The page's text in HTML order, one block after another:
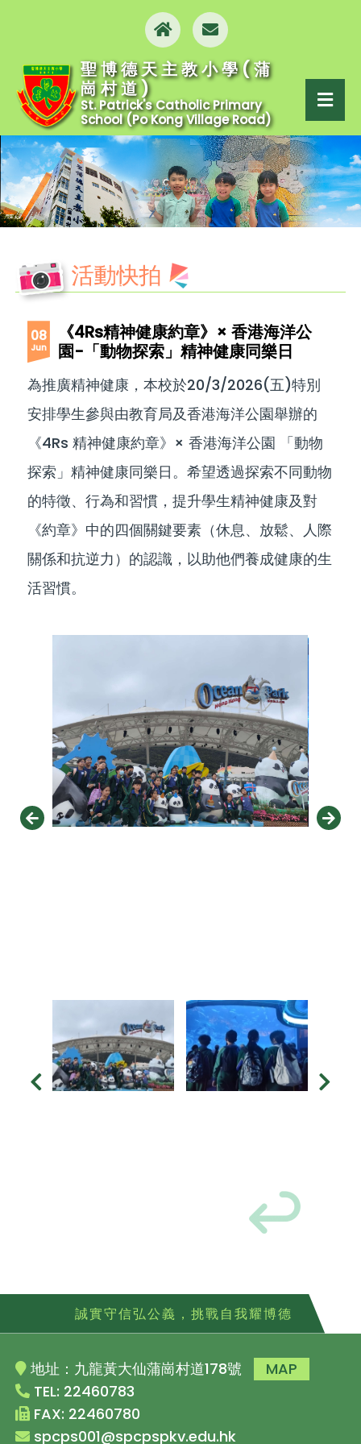
聖博德天主教小學(蒲
崗村道)
St. Patrick's Catholic Primary
School (Po Kong Village Road)
活動快拍
08
Jun
《4Rs精神健康約章》× 香港海洋公
園-「動物探索」精神健康同樂日
為推廣精神健康，本校於20/3/2026(五)特別
安排學生參與由教育局及香港海洋公園舉辦的
《4Rs 精神健康約章》× 香港海洋公園 「動物
探索」精神健康同樂日。希望透過探索不同動物
的特徵、行為和習慣，提升學生精神健康及對
《約章》中的四個關鍵要素（休息、放鬆、人際
關係和抗逆力）的認識，以助他們養成健康的生
活習慣。
誠實守信弘公義，挑戰自我耀博德
地址：九龍黃大仙蒲崗村道178號
MAP
TEL: 22460783
FAX: 22460780
spcps001@spcpspkv.edu.hk